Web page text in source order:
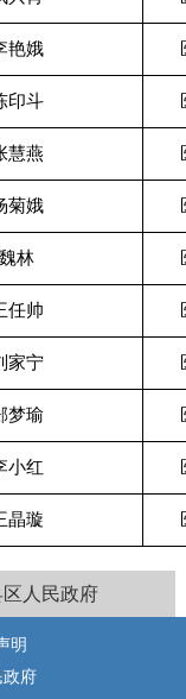
艳娥
印斗
慧燕
菊娥
魏林
任帅
家宁
梦瑜
小红
晶璇
区人民政府
明
政府